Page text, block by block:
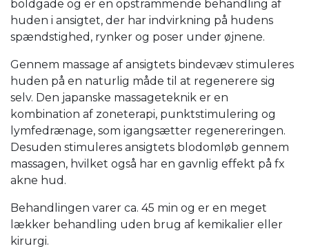
boldgade og er en opstrammende behandling af
huden i ansigtet, der har indvirkning på hudens
spændstighed, rynker og poser under øjnene.
Gennem massage af ansigtets bindevæv stimuleres
huden på en naturlig måde til at regenerere sig
selv. Den japanske massageteknik er en
kombination af zoneterapi, punktstimulering og
lymfedrænage, som igangsætter regenereringen.
Desuden stimuleres ansigtets blodomløb gennem
massagen, hvilket også har en gavnlig effekt på fx
akne hud.
Behandlingen varer ca. 45 min og er en meget
lækker behandling uden brug af kemikalier eller
kirurgi.